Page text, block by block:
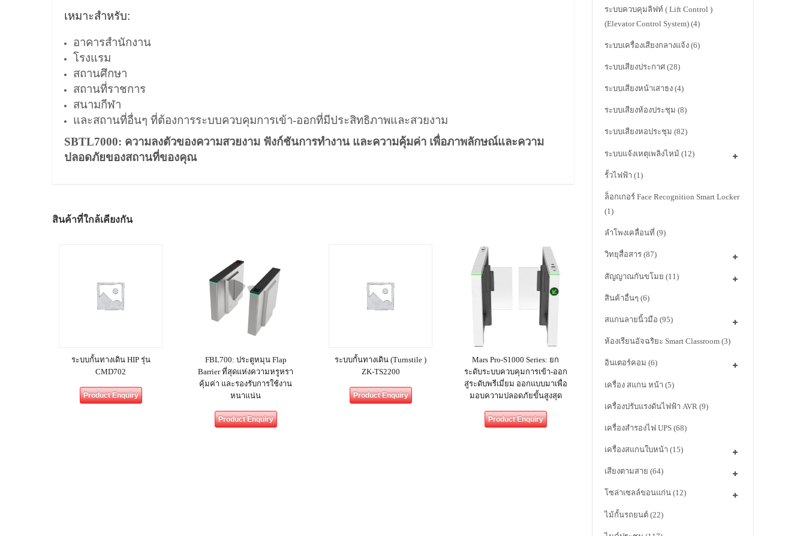
เหมาะสำหรับ:
อาคารสำนักงาน
โรงแรม
สถานศึกษา
สถานที่ราชการ
สนามกีฬา
และสถานที่อื่นๆ ที่ต้องการระบบควบคุมการเข้า-ออกที่มีประสิทธิภาพและสวยงาม
SBTL7000: ความลงตัวของความสวยงาม ฟังก์ชันการทำงาน และความคุ้มค่า เพื่อภาพลักษณ์และความ
ปลอดภัยของสถานที่ของคุณ
สินค้าที่ใกล้เคียงกัน
ระบบกั้นทางเดิน HIP รุ่น
CMD702
Product Enquiry
FBL700: ประตูหมุน Flap
Barrier ที่สุดแห่งความหรูหรา
คุ้มค่า และรองรับการใช้งาน
หนาแน่น
Product Enquiry
ระบบกั้นทางเดิน (Turnstile )
ZK-TS2200
Product Enquiry
Mars Pro-S1000 Series: ยก
ระดับระบบควบคุมการเข้า-ออก
สู่ระดับพรีเมี่ยม ออกแบบมาเพื่อ
มอบความปลอดภัยขั้นสูงสุด
Product Enquiry
ระบบควบคุมลิฟท์ ( Lift Control )
(Elevator Control System) (4)
ระบบเครื่องเสียงกลางแจ้ง (6)
ระบบเสียงประกาศ (28)
ระบบเสียงหน้าเสาธง (4)
ระบบเสียงห้องประชุม (8)
ระบบเสียงหอประชุม (82)
ระบบแจ้งเหตุเพลิงไหม้ (12)
รั้วไฟฟ้า (1)
ล็อกเกอร์ Face Recognition Smart Locker
(1)
ลำโพงเคลื่อนที่ (9)
วิทยุสื่อสาร (87)
สัญญาณกันขโมย (11)
สินค้าอื่นๆ (6)
สแกนลายนิ้วมือ (95)
ห้องเรียนอัจฉริยะ Smart Classroom (3)
อินเตอร์คอม (6)
เครื่อง สแกน หน้า (5)
เครื่องปรับแรงดันไฟฟ้า AVR (9)
เครื่องสำรองไฟ UPS (68)
เครื่องสแกนใบหน้า (15)
เสียงตามสาย (64)
โซล่าเซลล์ขอนแก่น (12)
ไม้กั้นรถยนต์ (22)